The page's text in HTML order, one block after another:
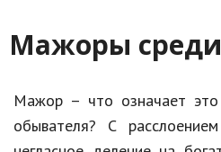
Мажоры
Мажор – что означает это
обывателя? С